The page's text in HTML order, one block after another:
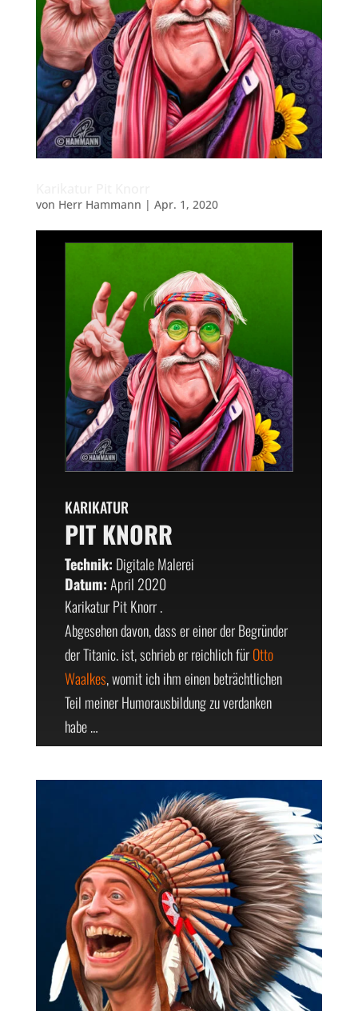
von Herr Hammann | Apr. 1, 2020
KARIKATUR
PIT KNORR
Technik: Digitale Malerei
Datum:April 2020
Karikatur Pit Knorr .
Abgesehen davon, dass er einer der Begründer
der Titanic. ist, schrieb er reichlich fürOtto
Waalkes, womit ich ihm einen beträchtlichen
Teil meiner Humorausbildung zu verdanken
habe …